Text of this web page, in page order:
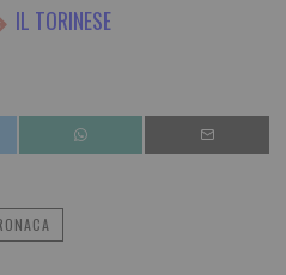
IL TORINESE